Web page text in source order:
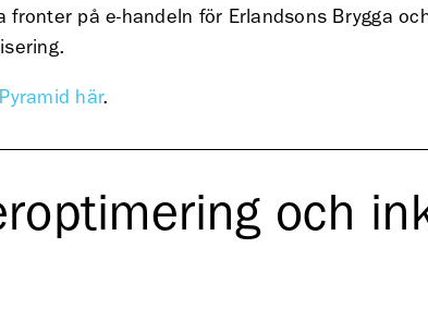
fronter på e-handeln för Erlandsons Brygga
här.
och